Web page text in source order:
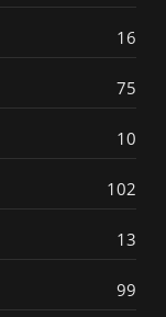
16
75
10
102
13
99